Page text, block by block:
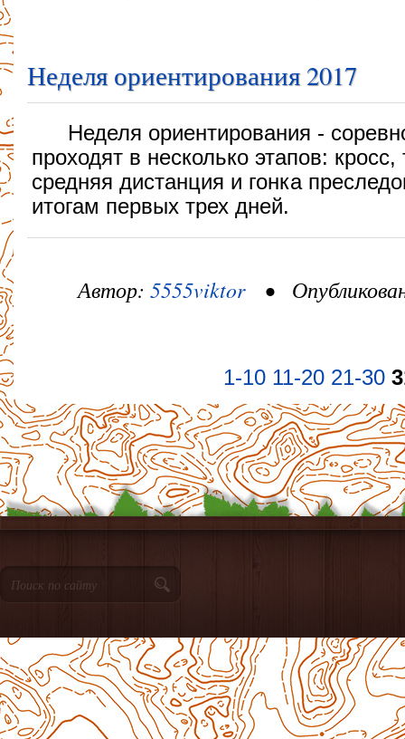
Неделя ориентирования 2017
Неделя ориентирования -
проходят в несколько этапов: кросс,
средняя дистанция и гонка
итогам первых трех дней.
Автор: 5555viktor•
1-10 11-20 21-30